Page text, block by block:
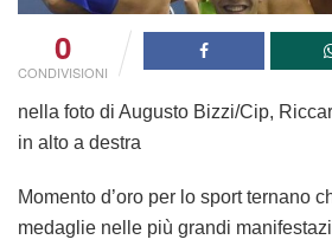
0
CONDIVISIONI
nella foto di Augusto Bizzi/Cip,
in alto a destra
Momento d’oro per lo sport ternano
medaglie nelle più grandi